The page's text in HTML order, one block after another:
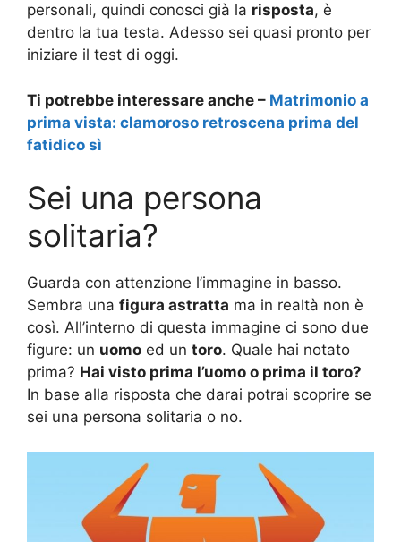
personali, quindi conosci già la risposta, è
dentro la tua testa. Adesso sei quasi pronto per
iniziare il test di oggi.
Ti potrebbe interessare anche – Matrimonio a
prima vista: clamoroso retroscena prima del
fatidico sì
Sei una persona
solitaria?
Guarda con attenzione l’immagine in basso.
Sembra una figura astratta ma in realtà non è
così. All’interno di questa immagine ci sono due
figure: un uomo ed un toro. Quale hai notato
prima? Hai visto prima l’uomo o prima il toro?
In base alla risposta che darai potrai scoprire se
sei una persona solitaria o no.